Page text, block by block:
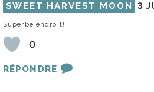
SWEET HARVEST MOON 3
Superbe endroit!
0
RÉPONDRE